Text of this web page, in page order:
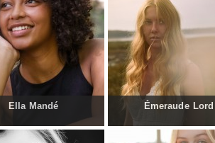
Ella Mandé Émeraude Lord